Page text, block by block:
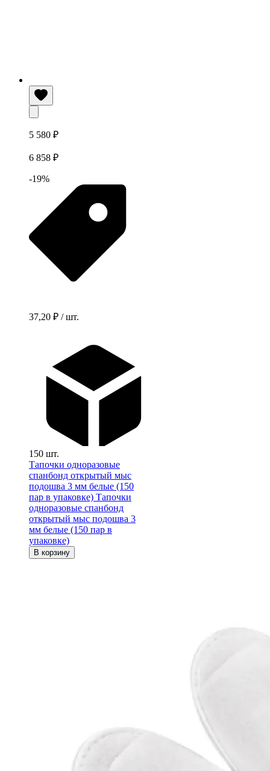
5 580 ₽
6 858 ₽
-19%
37,20 ₽ / шт.
150 шт.
Тапочки одноразовые
спанбонд открытый мыс
подошва 3 мм белые (150
пар в упаковке) Тапочки
одноразовые спанбонд
открытый мыс подошва 3
мм белые (150 пар в
упаковке)
В корзину